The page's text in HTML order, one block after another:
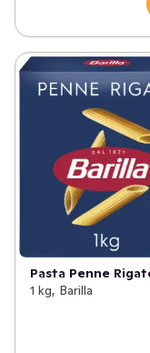
Pasta Penne
1 kg, Barilla